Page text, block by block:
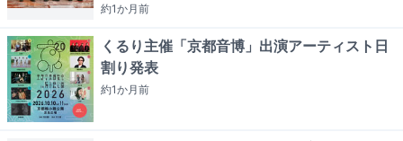
約1か月前
くるり主催「京都音博」出演アーティスト日
割り発表
約1か月前